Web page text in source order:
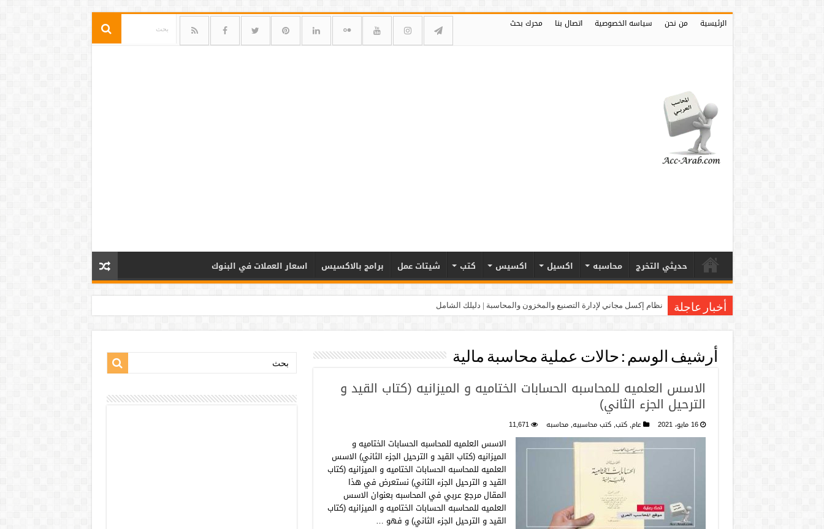
الرئيسية من نحن سياسه الخصوصية اتصال بنا محرك بحث
حديثي التخرج محاسبه اكسيل اكسيس كتب شيتات عمل برامج بالاكسيس اسعار العملات في البنوك
أخبار عاجلة نظام إكسل مجاني لإدارة التصنيع والمخزون والمحاسبة | دليلك الشامل
أرشيف الوسم : حالات عملية محاسبة مالية
الاسس العلميه للمحاسبه الحسابات الختاميه و الميزانيه (كتاب القيد و
الترحيل الجزء الثاني)
16 مايو، 2021 عام,كتب,كتب محاسبيه,محاسبه 11,671
الاسس العلميه للمحاسبه الحسابات الختاميه و
الميزانيه (كتاب القيد و الترحيل الجزء الثاني) الاسس
العلميه للمحاسبه الحسابات الختاميه و الميزانيه (كتاب
القيد و الترحيل الجزء الثاني) نستعرض في هذا
المقال مرجع عربي في المحاسبه بعنوان الاسس
العلميه للمحاسبه الحسابات الختاميه و الميزانيه (كتاب
القيد و الترحيل الجزء الثاني) و فهو …
بحث: